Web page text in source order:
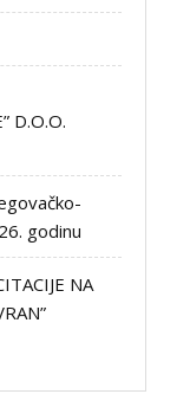
D.O.O.
godinu
NA